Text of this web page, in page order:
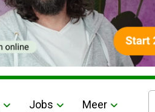
Jobs Meer